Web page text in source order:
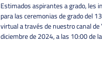
Estimados aspirantes a grado, les
para las ceremonias de grado del
virtual a través de nuestro canal de
diciembre de 2024, a las 10:00 de